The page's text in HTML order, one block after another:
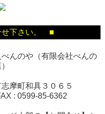
下さい。 ■
んのや（有限会社べんの
摩町和具３０６５
: 0599-85-6362